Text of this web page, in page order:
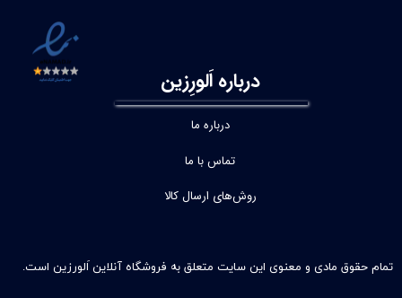
تمام حقوق مادی و معنوی این سایت متعلق به فروشگاه آنلاین اَلورزین است.
درباره اَلورِزین
درباره ما
تماس با ما
روش‌های ارسال کالا